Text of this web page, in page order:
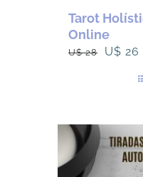
Tarot
Online
U$28
El
U$
28.
U$26